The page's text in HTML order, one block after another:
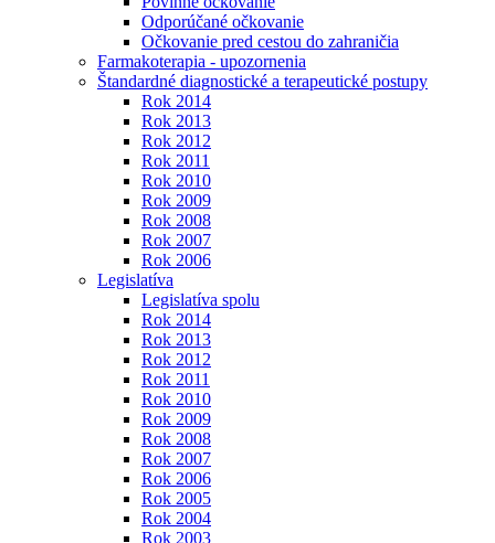
Odporúčané očkovanie
Očkovanie pred cestou do zahraničia
Farmakoterapia - upozornenia
Štandardné diagnostické a terapeutické postupy
Rok 2014
Rok 2013
Rok 2012
Rok 2011
Rok 2010
Rok 2009
Rok 2008
Rok 2007
Rok 2006
Legislatíva
Legislatíva spolu
Rok 2014
Rok 2013
Rok 2012
Rok 2011
Rok 2010
Rok 2009
Rok 2008
Rok 2007
Rok 2006
Rok 2005
Rok 2004
Rok 2003